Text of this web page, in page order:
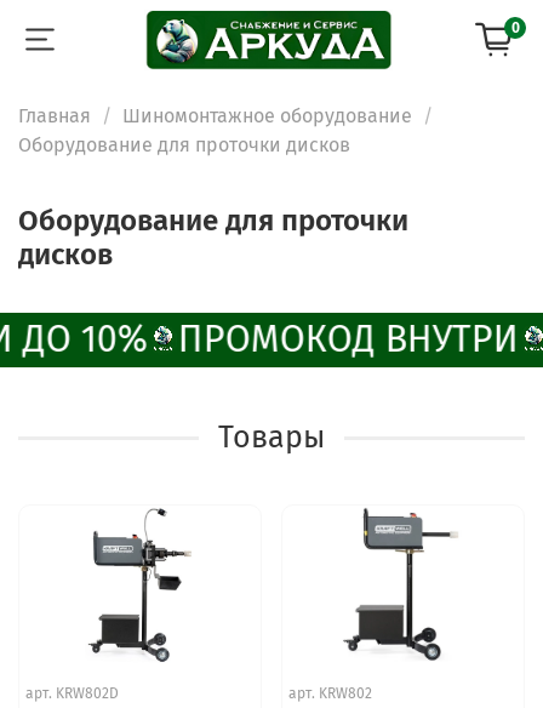
0
Главная
Шиномонтажное оборудование
Оборудование для проточки дисков
Оборудование для проточки
дисков
10% ПРОМОКОД ВНУТРИ
Товары
арт. KRW802D арт. KRW802